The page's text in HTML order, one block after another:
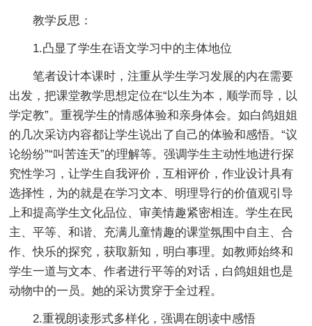
教学反思：
1.凸显了学生在语文学习中的主体地位
笔者设计本课时，注重从学生学习发展的内在需要
出发，把课堂教学思想定位在“以生为本，顺学而导，以
学定教”。重视学生的情感体验和亲身体会。如白鸽姐姐
的几次采访内容都让学生说出了自己的体验和感悟。“议
论纷纷”“叫苦连天”的理解等。强调学生主动性地进行探
究性学习，让学生自我评价，互相评价，作业设计具有
选择性，为的就是在学习文本、明理导行的价值观引导
上和提高学生文化品位、审美情趣紧密相连。学生在民
主、平等、和谐、充满儿童情趣的课堂氛围中自主、合
作、快乐的探究，获取新知，明白事理。如教师始终和
学生一道与文本、作者进行平等的对话，白鸽姐姐也是
动物中的一员。她的采访贯穿于全过程。
2.重视朗读形式多样化，强调在朗读中感悟